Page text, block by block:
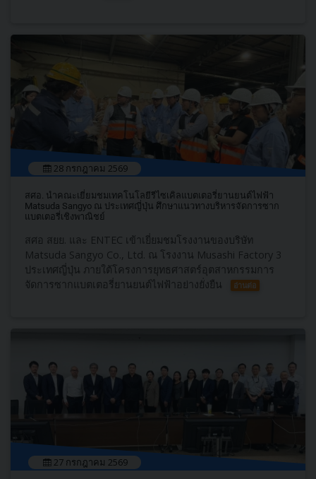
28 กรกฎาคม 2569
สศอ. นำคณะเยี่ยมชมเทคโนโลยีรีไซเคิลแบตเตอรี่ยานยนต์ไฟฟ้า
Matsuda Sangyo ณ ประเทศญี่ปุ่น ศึกษาแนวทางบริหารจัดการซาก
แบตเตอรี่เชิงพาณิชย์
สศอ สยย. และ ENTEC เข้าเยี่ยมชมโรงงานของบริษัท
Matsuda Sangyo Co., Ltd. ณ โรงงาน Musashi Factory 3
ประเทศญี่ปุ่น ภายใต้โครงการยุทธศาสตร์อุตสาหกรรมการ
จัดการซากแบตเตอรี่ยานยนต์ไฟฟ้าอย่างยั่งยืน
อ่านต่อ
27 กรกฎาคม 2569